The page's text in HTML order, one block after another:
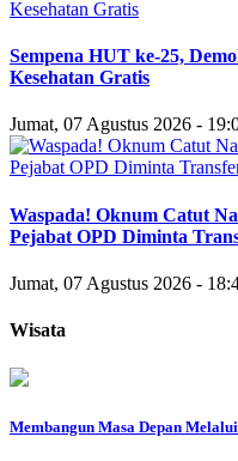
Sempena HUT ke-25,
Kesehatan Gratis
Jumat, 07 Agustus 2026 -
Waspada! Oknum Catut
Pejabat OPD Diminta
Jumat, 07 Agustus 2026 -
Wisata
Membangun Masa Depan